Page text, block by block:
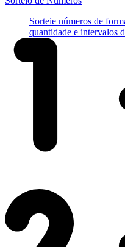
Sorteie números de
quantidade e intervalos